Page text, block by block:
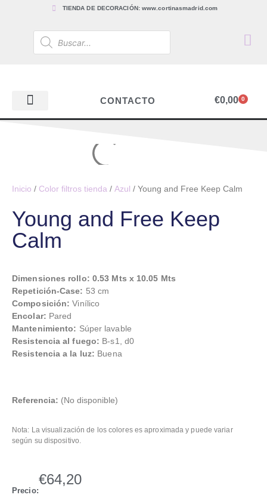
TIENDA DE DECORACIÓN: www.cortinasmadrid.com
CONTACTO €0,00 0
Inicio / Color filtros tienda / Azul / Young and Free Keep Calm
Young and Free Keep
Calm
Dimensiones rollo: 0.53 Mts x 10.05 Mts
Repetición-Case: 53 cm
Composición: Vinílico
Encolar: Pared
Mantenimiento: Súper lavable
Resistencia al fuego: B-s1, d0
Resistencia a la luz: Buena
Referencia: (No disponible)
Nota: La visualización de los colores es aproximada y puede variar
según su dispositivo.
Precio:
€64,20